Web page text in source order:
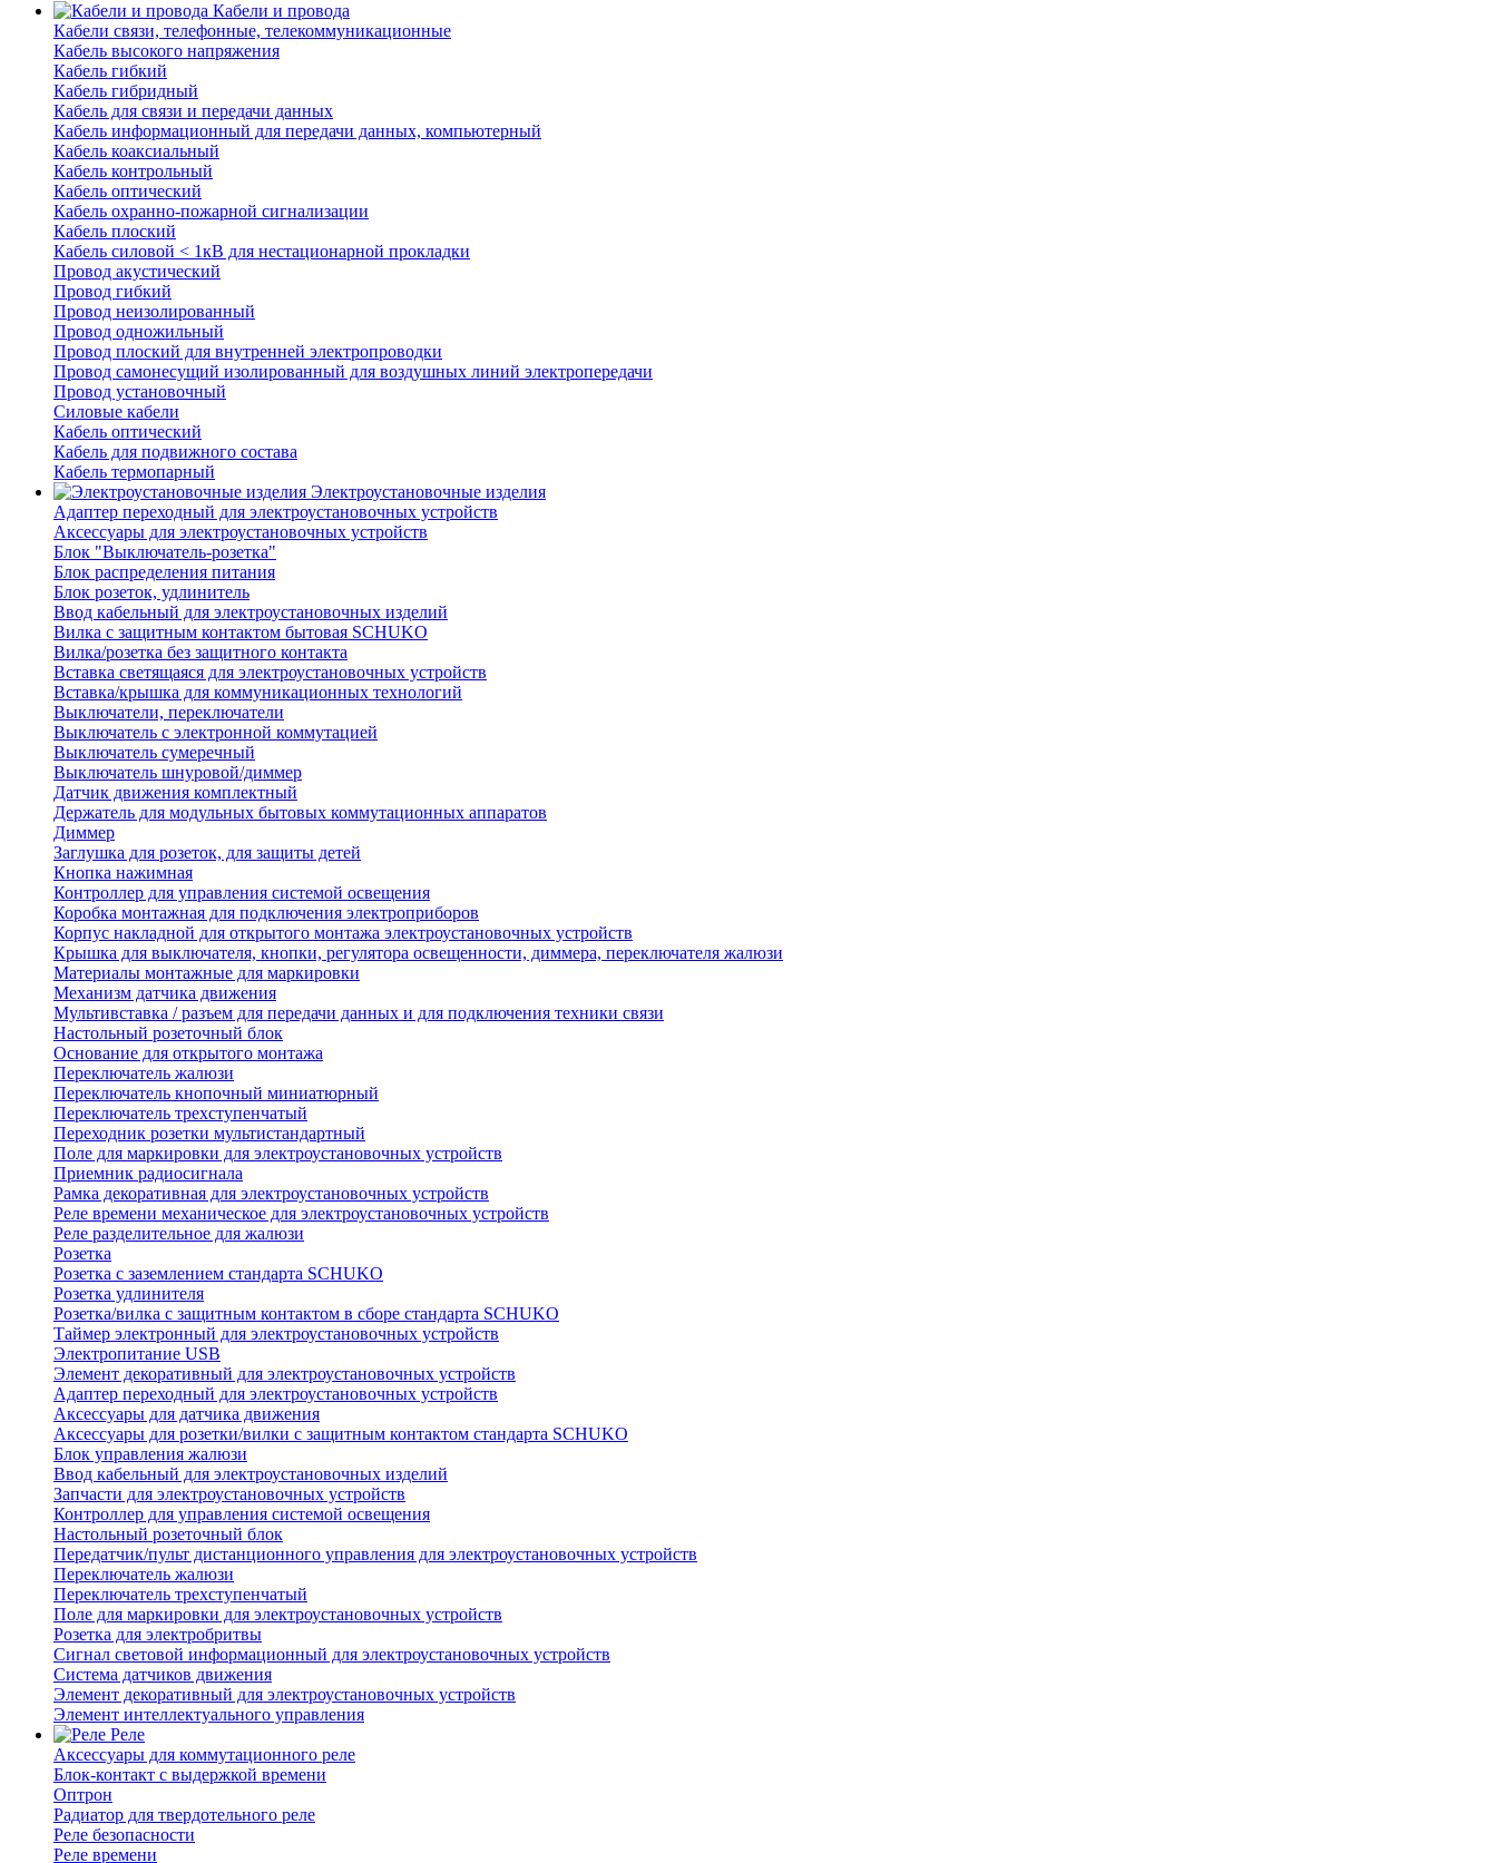
Кабели и провода
Кабели связи, телефонные, телекоммуникационные
Кабель высокого напряжения
Кабель гибкий
Кабель гибридный
Кабель для связи и передачи данных
Кабель информационный для передачи данных, компьютерный
Кабель коаксиальный
Кабель контрольный
Кабель оптический
Кабель охранно-пожарной сигнализации
Кабель плоский
Кабель силовой < 1кВ для нестационарной прокладки
Провод акустический
Провод гибкий
Провод неизолированный
Провод одножильный
Провод плоский для внутренней электропроводки
Провод самонесущий изолированный для воздушных линий электропередачи
Провод установочный
Силовые кабели
Кабель оптический
Кабель для подвижного состава
Кабель термопарный
Электроустановочные изделия
Адаптер переходный для электроустановочных устройств
Аксессуары для электроустановочных устройств
Блок "Выключатель-розетка"
Блок распределения питания
Блок розеток, удлинитель
Ввод кабельный для электроустановочных изделий
Вилка с защитным контактом бытовая SCHUKO
Вилка/розетка без защитного контакта
Вставка светящаяся для электроустановочных устройств
Вставка/крышка для коммуникационных технологий
Выключатели, переключатели
Выключатель с электронной коммутацией
Выключатель сумеречный
Выключатель шнуровой/диммер
Датчик движения комплектный
Держатель для модульных бытовых коммутационных аппаратов
Диммер
Заглушка для розеток, для защиты детей
Кнопка нажимная
Контроллер для управления системой освещения
Коробка монтажная для подключения электроприборов
Корпус накладной для открытого монтажа электроустановочных устройств
Крышка для выключателя, кнопки, регулятора освещенности, диммера, переключателя жалюзи
Материалы монтажные для маркировки
Механизм датчика движения
Мультивставка / разъем для передачи данных и для подключения техники связи
Настольный розеточный блок
Основание для открытого монтажа
Переключатель жалюзи
Переключатель кнопочный миниатюрный
Переключатель трехступенчатый
Переходник розетки мультистандартный
Поле для маркировки для электроустановочных устройств
Приемник радиосигнала
Рамка декоративная для электроустановочных устройств
Реле времени механическое для электроустановочных устройств
Реле разделительное для жалюзи
Розетка
Розетка с заземлением стандарта SCHUKO
Розетка удлинителя
Розетка/вилка с защитным контактом в сборе стандарта SCHUKO
Таймер электронный для электроустановочных устройств
Электропитание USB
Элемент декоративный для электроустановочных устройств
Адаптер переходный для электроустановочных устройств
Аксессуары для датчика движения
Аксессуары для розетки/вилки с защитным контактом стандарта SCHUKO
Блок управления жалюзи
Ввод кабельный для электроустановочных изделий
Запчасти для электроустановочных устройств
Контроллер для управления системой освещения
Настольный розеточный блок
Передатчик/пульт дистанционного управления для электроустановочных устройств
Переключатель жалюзи
Переключатель трехступенчатый
Поле для маркировки для электроустановочных устройств
Розетка для электробритвы
Сигнал световой информационный для электроустановочных устройств
Система датчиков движения
Элемент декоративный для электроустановочных устройств
Элемент интеллектуального управления
Реле
Аксессуары для коммутационного реле
Блок-контакт с выдержкой времени
Оптрон
Радиатор для твердотельного реле
Реле безопасности
Реле времени